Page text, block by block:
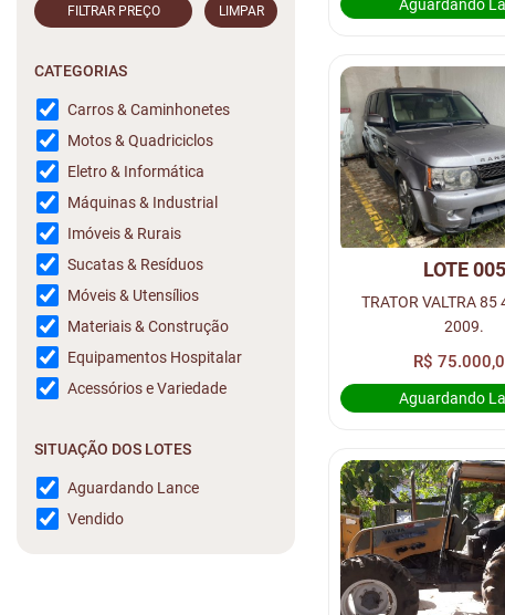
FILTRAR PREÇO LIMPAR
CATEGORIAS
Carros & Caminhonetes
Motos & Quadriciclos
Eletro & Informática
Máquinas & Industrial
Imóveis & Rurais
Sucatas & Resíduos
Móveis & Utensílios
Materiais & Construção
Equipamentos Hospitalar
Acessórios e Variedade
SITUAÇÃO DOS LOTES
Aguardando Lance
Vendido
Aguardando
LOTE 005
TRATOR VALTRA 85
2009.
R$
Aguardando